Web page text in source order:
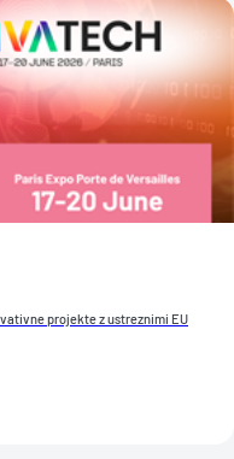
projekte z ustreznimi EU